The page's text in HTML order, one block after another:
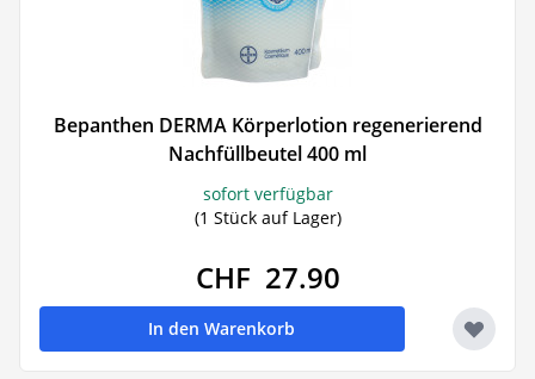
Bepanthen DERMA Körperlotion regenerierend
Nachfüllbeutel 400 ml
sofort verfügbar
(1 Stück auf Lager)
CHF 27.90
In den Warenkorb